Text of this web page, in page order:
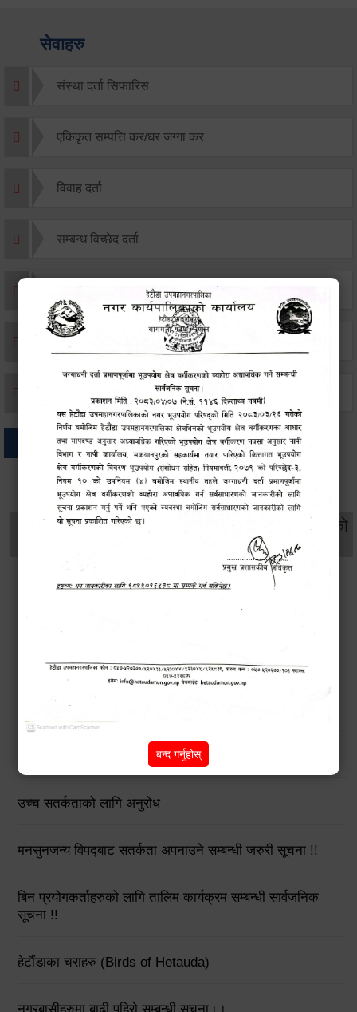
सेवाहरु
संस्था दर्ता सिफारिस
एकिकृत सम्पत्ति कर/घर जग्गा कर
विवाह दर्ता
सम्बन्ध विच्छेद दर्ता
बसाइ-सराई जाने/आउने दर्ता
मृत्यू दर्ता
थप विवरणहरु
सामाजिक सुरक्षा तथा
वातावरण
सूचनाको
खोला तथा किनारमा सवारी साधन धुन निषेध गरिएको अत्यन्त जरूरी
हेटौंडा उपमहानगरपालिकाको विपद् व्यवस्थापनरणनीतिक कार्ययोजना
उच्च सतर्कताको लागि अनुरोध
मनसुनजन्य विपद्‍बाट सतर्कता अपनाउने सम्बन्धी जरुरी सूचना !!
बिन प्रयोगकर्ताहरुको लागि तालिम कार्यक्रम सम्बन्धी सार्वजनिक
सूचना !!
हेटौंडाका चराहरु (Birds of Hetauda)
नगरबासीहरुमा बाढी पहिरो सम्बन्धी सूचना।।
बन्द गर्नुहोस्